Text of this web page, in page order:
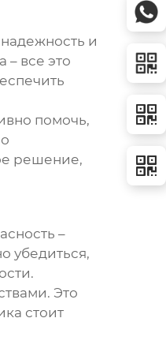
и
– все это
помочь,
решение,
–
убедиться,
. Это
стоит